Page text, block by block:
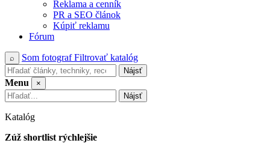
Reklama a cenník
PR a SEO článok
Kúpiť reklamu
Fórum
⌕ Som fotografFiltrovať katalóg
Nájsť
Menu
×
Nájsť
Katalóg
Zúž shortlist rýchlejšie